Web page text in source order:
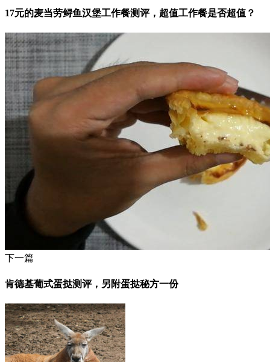
17元的麦当劳鲟鱼汉堡工作餐测评，超值工作餐是否超值？
下一篇
肯德基葡式蛋挞测评，另附蛋挞秘方一份